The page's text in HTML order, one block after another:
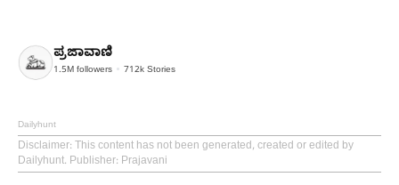
ಪ್ರಜಾವಾಣಿ
1.5M followers 712k Stories
Dailyhunt
Disclaimer: This content has not been generated, created or edited by
Dailyhunt. Publisher: Prajavani